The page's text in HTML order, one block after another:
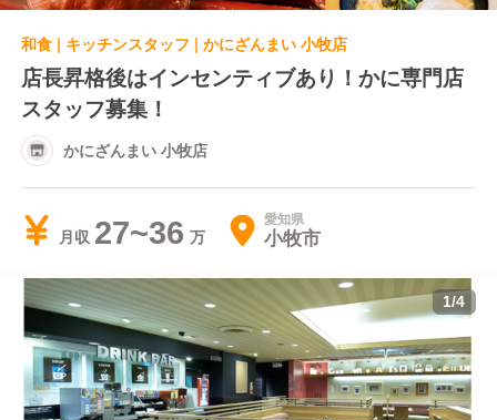
和食 | キッチンスタッフ | かにざんまい 小牧店
店長昇格後はインセンティブあり！かに専門店
スタッフ募集！
かにざんまい 小牧店
月収 27~36 愛知県
小牧市
1/4